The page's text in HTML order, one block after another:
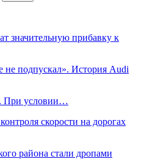
значительную прибавку к
подпускал». История Audi
При условии…
скорости на дорогах
района стали дропами